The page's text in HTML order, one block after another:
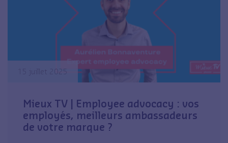
15 juillet 2025
Mieux TV | Employee advocacy : vos
employés, meilleurs ambassadeurs
de votre marque ?